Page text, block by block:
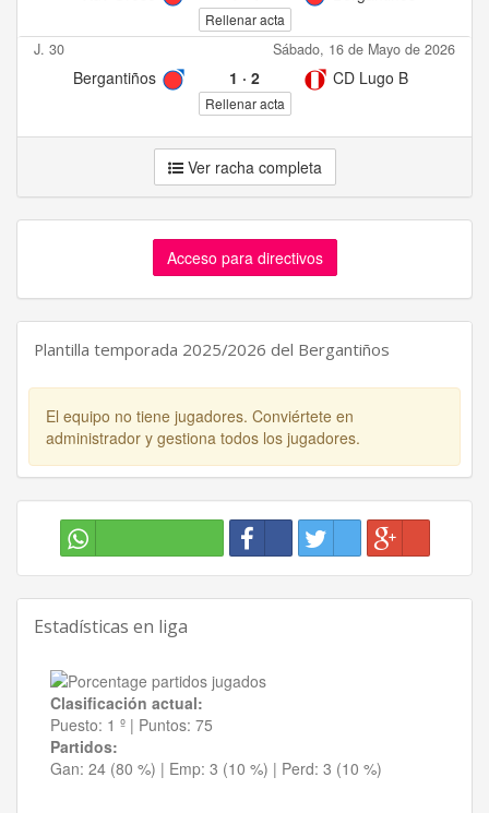
Rellenar acta
J. 30 Sábado, 16 de Mayo de 2026
Bergantiños 1 · 2 CD Lugo B
Rellenar acta
Ver racha completa
Acceso para directivos
Plantilla temporada 2025/2026 del Bergantiños
El equipo no tiene jugadores. Conviértete en
administrador y gestiona todos los jugadores.
Estadísticas en liga
Clasificación actual:
Puesto: 1 º | Puntos: 75
Partidos:
Gan: 24 (80 %) | Emp: 3 (10 %) | Perd: 3 (10 %)